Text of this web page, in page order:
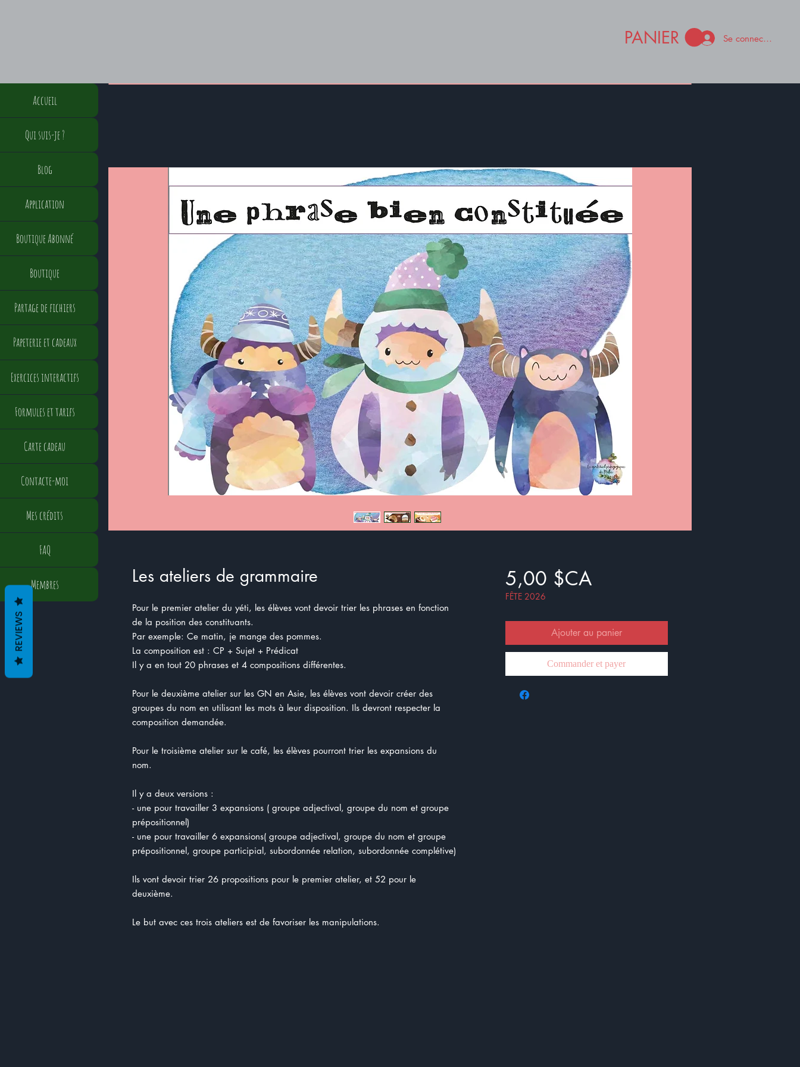
PANIER Se connecter
Les ateliers de grammaire
Pour le premier atelier du yéti, les élèves vont devoir trier les phrases en fonction
de la position des constituants.
Par exemple: Ce matin, je mange des pommes.
La composition est : CP + Sujet + Prédicat
Il y a en tout 20 phrases et 4 compositions différentes.
Pour le deuxième atelier sur les GN en Asie, les élèves vont devoir créer des
groupes du nom en utilisant les mots à leur disposition. Ils devront respecter la
composition demandée.
Pour le troisième atelier sur le café, les élèves pourront trier les expansions du
nom.
Il y a deux versions :
- une pour travailler 3 expansions ( groupe adjectival, groupe du nom et groupe
prépositionnel)
- une pour travailler 6 expansions( groupe adjectival, groupe du nom et groupe
prépositionnel, groupe participial, subordonnée relation, subordonnée complétive)
Ils vont devoir trier 26 propositions pour le premier atelier, et 52 pour le
deuxième.
Le but avec ces trois ateliers est de favoriser les manipulations.
5,00 $CAPrix
FÊTE 2026
Ajouter au panier
Commander et payer
Accueil
Qui suis-je ?
Blog
Application
Boutique Abonné
Boutique
Partage de fichiers
Papeterie et cadeaux
Exercices interactifs
Formules et tarifs
Carte cadeau
Contacte-moi
Mes crédits
FAQ
Membres
REVIEWS